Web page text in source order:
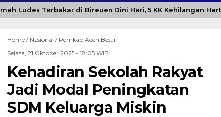
Ludes Terbakar di Bireuen Dini Hari, 5 KK Kehilangan
Home / Nasional / Pemkab Aceh Besar
Selasa, 21 Oktober 2025 - 18:05 WIB
Kehadiran Sekolah Rakyat
Jadi Modal Peningkatan
SDM Keluarga Miskin